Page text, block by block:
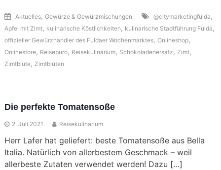
Aktuelles, Gewürze & Gewürzmischungen @citymarketingfulda,
Apfel mit Zimt, kulinarische Köstlichkeiten, kulinarische Stadtführung Fulda,
offizieller Gewürzhändler des Fuldaer Wochenmarktes, Onlineshop,
Onlinestore, Reisebüro, Reisekulinarium, Schokoladenersatz, Zimt,
Zimtblüte, Zimtblüten
Die perfekte Tomatensoße
2. Juli 2021 Reisekulinarium
Herr Lafer hat geliefert: beste Tomatensoße aus Bella
Italia. Natürlich von allerbestem Geschmack – weil
allerbeste Zutaten verwendet werden! Dazu […]